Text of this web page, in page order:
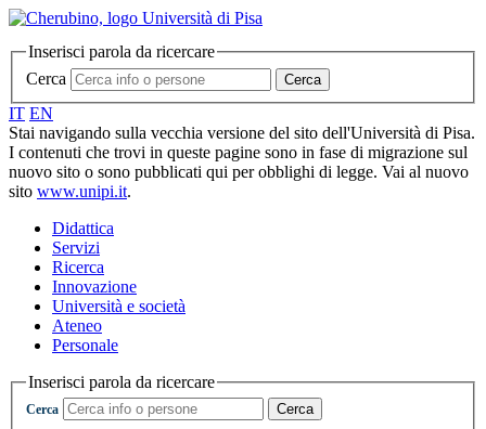
Inserisci parola da ricercare
Cerca
Cerca
IT EN
Stai navigando sulla vecchia versione del sito dell'Università di Pisa.
I contenuti che trovi in queste pagine sono in fase di migrazione sul
nuovo sito o sono pubblicati qui per obblighi di legge. Vai al nuovo
sito www.unipi.it.
Didattica
Servizi
Ricerca
Innovazione
Università e società
Ateneo
Personale
Inserisci parola da ricercare
Cerca Cerca